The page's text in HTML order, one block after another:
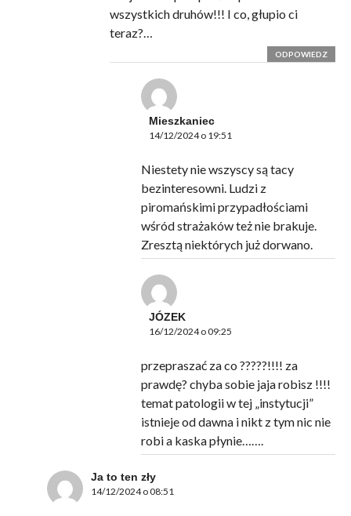
wszystkich druhów!!! I co, głupio ci
teraz?…
ODPOWIEDZ
Mieszkaniec
14/12/2024 o 19:51
Niestety nie wszyscy są tacy
bezinteresowni. Ludzi z
piromańskimi przypadłościami
wśród strażaków też nie brakuje.
Zresztą niektórych już dorwano.
JÓZEK
16/12/2024 o 09:25
przepraszać za co ?????!!!! za
prawdę? chyba sobie jaja robisz !!!!
temat patologii w tej „instytucji”
istnieje od dawna i nikt z tym nic nie
robi a kaska płynie…….
Ja to ten zły
14/12/2024 o 08:51